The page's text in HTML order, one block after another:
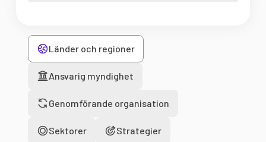
Länder och regioner
Ansvarig myndighet
Genomförande organisation
Sektorer Strategier